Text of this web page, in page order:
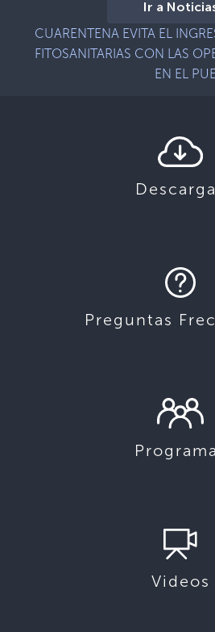
Ir a
CUARENTENA EVITA EL
FITOSANITARIAS CON LAS
EN EL
Preguntas
Videos